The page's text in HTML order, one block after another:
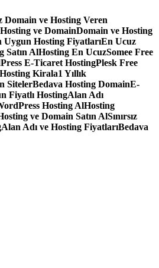
Domain ve Hosting Veren
ve DomainDomain ve Hosting
Uygun Hosting FiyatlarıEn Ucuz
Satın AlHosting En UcuzSomee Free
E-Ticaret HostingPlesk Free
Hosting Kirala1 Yıllık
SitelerBedava Hosting DomainE-
Fiyatlı HostingAlan Adı
Hosting AlHosting
ve Domain Satın AlSınırsız
Alan Adı ve Hosting FiyatlarıBedava